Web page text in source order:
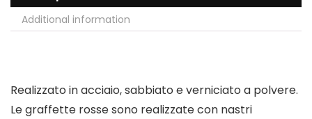
Additional information
Realizzato in acciaio, sabbiato e verniciato a polvere.
Le graffette rosse sono realizzate con nastri